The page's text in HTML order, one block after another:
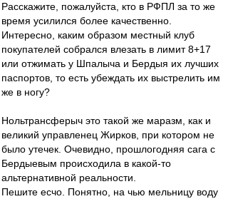
Расскажите, пожалуйста, кто в РФПЛ за то же
время усилился более качественно.
Интересно, каким образом местный клуб
покупателей собрался влезать в лимит 8+17
или отжимать у Шпалыча и Бердыя их лучших
паспортов, то есть убеждать их выстрелить им
же в ногу?
Нольтрансферыч это такой же маразм, как и
великий управленец Жирков, при котором не
было утечек. Очевидно, прошлогодняя сага с
Бердыевым происходила в какой-то
альтернативной реальности.
Пешите есчо. Понятно, на чью мельницу воду